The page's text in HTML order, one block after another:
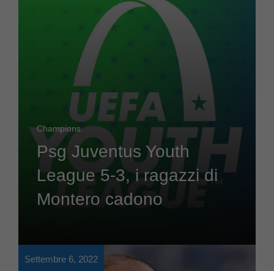
Champions
Psg Juventus Youth
League 5-3, i ragazzi di
Montero cadono
Settembre 6, 2022